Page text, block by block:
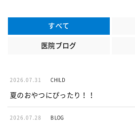
すべて
医院ブログ
2026.07.31 CHILD
夏のおやつにぴったり！！
2026.07.28 BLOG